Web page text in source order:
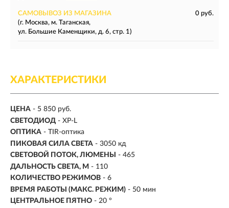
САМОВЫВОЗ ИЗ МАГАЗИНА
0 руб.
(г. Москва, м. Таганская,
ул. Большие Каменщики, д. 6, стр. 1)
ХАРАКТЕРИСТИКИ
ЦЕНА - 5 850 руб.
СВЕТОДИОД - XP-L
ОПТИКА - TIR-оптика
ПИКОВАЯ СИЛА СВЕТА - 3050 кд
СВЕТОВОЙ ПОТОК, ЛЮМЕНЫ
- 465
ДАЛЬНОСТЬ СВЕТА, М - 110
КОЛИЧЕСТВО РЕЖИМОВ - 6
ВРЕМЯ РАБОТЫ (МАКС. РЕЖИМ) - 50 мин
ЦЕНТРАЛЬНОЕ ПЯТНО - 20 °